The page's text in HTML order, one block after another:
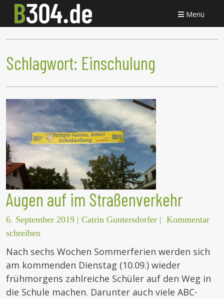
Menü
Schlagwort: Einschulung
Augen auf im Straßenverkehr
6. September 2019 | Catrin Guntersdorfer | Kommentar
schreiben
Nach sechs Wochen Sommerferien werden sich
am kommenden Dienstag (10.09.) wieder
frühmorgens zahlreiche Schüler auf den Weg in
die Schule machen. Darunter auch viele ABC-